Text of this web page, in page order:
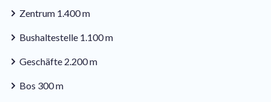
Zentrum 1.400 m
Bushaltestelle 1.100 m
Geschäfte 2.200 m
Bos 300 m